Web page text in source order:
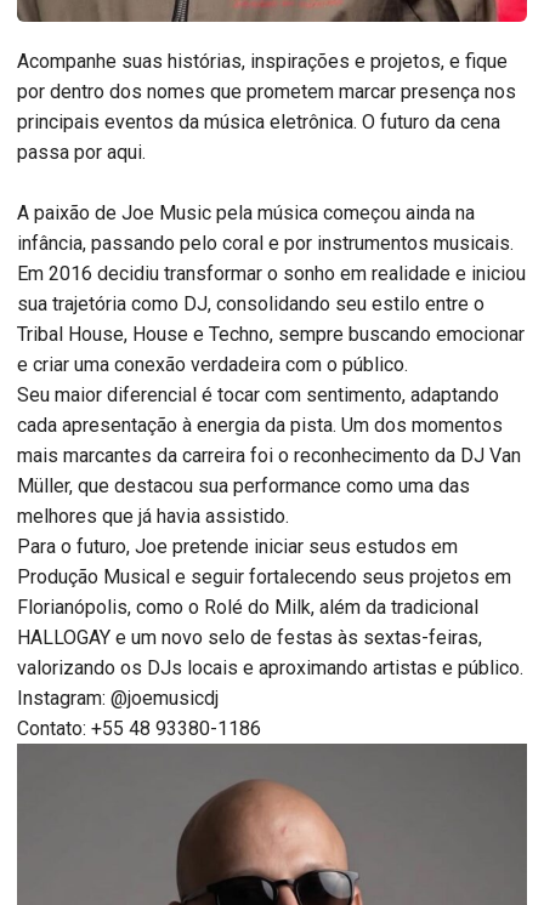
Acompanhe suas histórias, inspirações e projetos, e fique
por dentro dos nomes que prometem marcar presença nos
principais eventos da música eletrônica. O futuro da cena
passa por aqui.
A paixão de Joe Music pela música começou ainda na
infância, passando pelo coral e por instrumentos musicais.
Em 2016 decidiu transformar o sonho em realidade e iniciou
sua trajetória como DJ, consolidando seu estilo entre o
Tribal House, House e Techno, sempre buscando emocionar
e criar uma conexão verdadeira com o público.
Seu maior diferencial é tocar com sentimento, adaptando
cada apresentação à energia da pista. Um dos momentos
mais marcantes da carreira foi o reconhecimento da DJ Van
Müller, que destacou sua performance como uma das
melhores que já havia assistido.
Para o futuro, Joe pretende iniciar seus estudos em
Produção Musical e seguir fortalecendo seus projetos em
Florianópolis, como o Rolé do Milk, além da tradicional
HALLOGAY e um novo selo de festas às sextas-feiras,
valorizando os DJs locais e aproximando artistas e público.
Instagram: @joemusicdj
Contato: +55 48 93380-1186